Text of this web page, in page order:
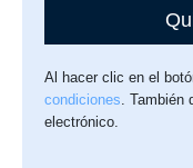
Al hacer clic en el
condiciones. También
electrónico.